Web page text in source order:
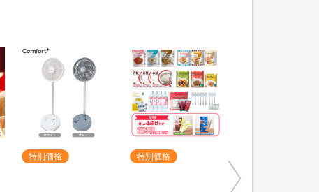
特別価格 特別価格